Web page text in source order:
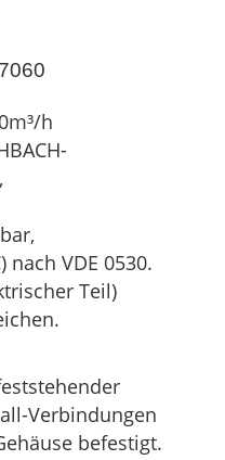
h
-
,
nach VDE 0530.
Teil)
Verbindungen
befestigt.